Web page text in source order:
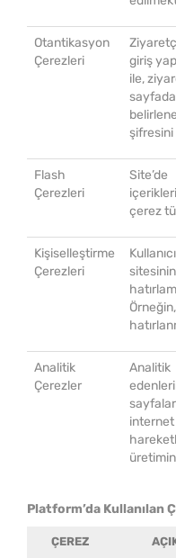
Otantikasyon
Çerezleri
giriş
ile,
şifresini
Flash
Çerezleri
çerez
Kişiselleştirme
Çerezleri
Analitik
Çerezler
Platform’da Kullanılan
ÇEREZ